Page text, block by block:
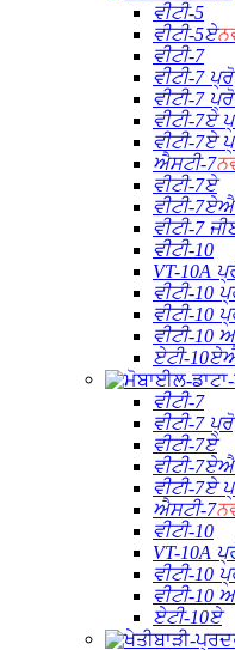
ਵੀਟੀ-5
ਵੀਟੀ-5ਏ
ਵੀਟੀ-7
ਵੀਟੀ-7 ਪ੍ਰੋ
ਵੀਟੀ-7
ਵੀਟੀ-7ਏ
ਵੀਟੀ-7ਏ
ਐਸਟੀ-7
ਵੀਟੀ-7ਏ
ਵੀਟੀ-
ਵੀਟੀ-7
ਵੀਟੀ-10
VT-10A
ਵੀਟੀ-10
ਵੀਟੀ-10
ਵੀਟੀ-
ਏਟੀ-
ਵੀਟੀ-7
ਵੀਟੀ-7 ਪ੍ਰੋ
ਵੀਟੀ-7ਏ
ਵੀਟੀ-
ਵੀਟੀ-7ਏ
ਐਸਟੀ-7
ਵੀਟੀ-10
VT-10A
ਵੀਟੀ-10
ਵੀਟੀ-
ਏਟੀ-10ਏ